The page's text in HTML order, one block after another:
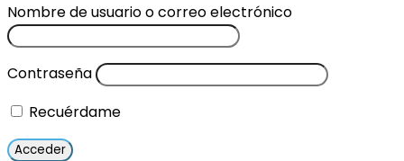
Nombre de usuario o correo electrónico
Contraseña
Recuérdame